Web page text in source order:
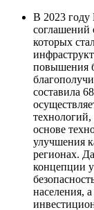
В 2023
соглашений
которых
повышения
составила
технологий,
основе
улучшения
регионах.
концепции
населения,